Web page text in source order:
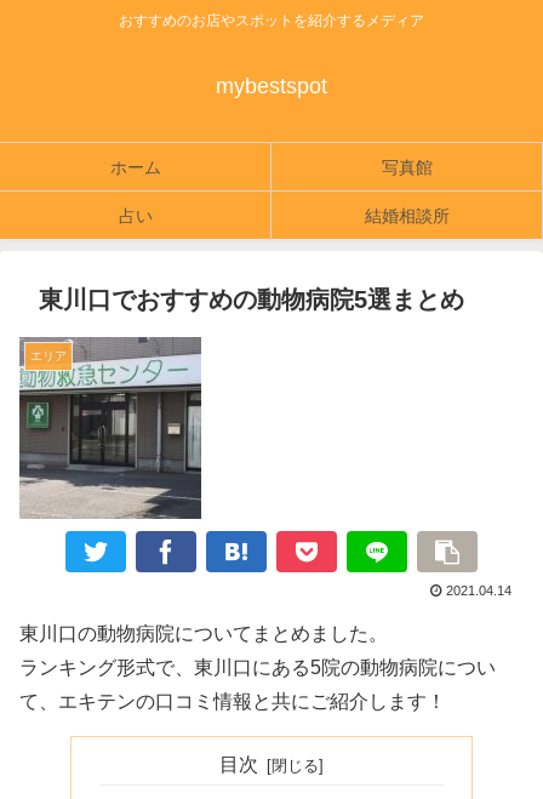
おすすめのお店やスポットを紹介するメディア
mybestspot
ホーム 写真館
占い 結婚相談所
東川口でおすすめの動物病院5選まとめ
エリア
2021.04.14
東川口の動物病院についてまとめました。
ランキング形式で、東川口にある5院の動物病院につい
て、エキテンの口コミ情報と共にご紹介します！
目次